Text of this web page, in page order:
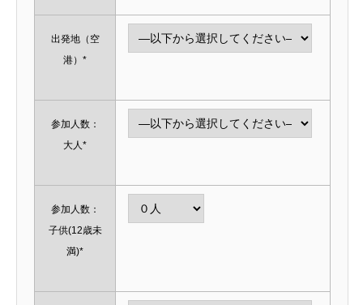
出発地（空
港）*
参加人数：
大人*
参加人数：
子供(12歳未
満)*